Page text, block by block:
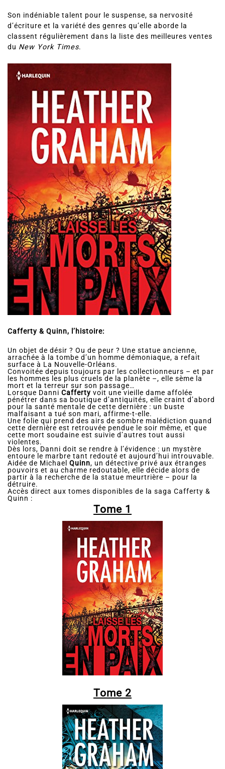
Son indéniable talent pour le suspense, sa nervosité
d’écriture et la variété des genres qu’elle aborde la
classent régulièrement dans la liste des meilleures ventes
du New York Times.
Cafferty & Quinn, l’histoire:
Un objet de désir ? Ou de peur ? Une statue ancienne,
arrachée à la tombe d’un homme démoniaque, a refait
surface à La Nouvelle-Orléans.
Convoitée depuis toujours par les collectionneurs – et par
les hommes les plus cruels de la planète –, elle sème la
mort et la terreur sur son passage…
Lorsque Danni Cafferty voit une vieille dame affolée
pénétrer dans sa boutique d’antiquités, elle craint d’abord
pour la santé mentale de cette dernière : un buste
malfaisant a tué son mari, affirme-t-elle.
Une folie qui prend des airs de sombre malédiction quand
cette dernière est retrouvée pendue le soir même, et que
cette mort soudaine est suivie d’autres tout aussi
violentes.
Dès lors, Danni doit se rendre à l’évidence : un mystère
entoure le marbre tant redouté et aujourd’hui introuvable.
Aidée de Michael Quinn, un détective privé aux étranges
pouvoirs et au charme redoutable, elle décide alors de
partir à la recherche de la statue meurtrière – pour la
détruire.
Accès direct aux tomes disponibles de la saga Cafferty &
Quinn :
Tome 1
Tome 2